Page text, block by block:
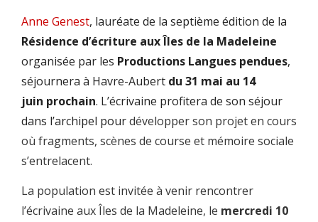
Anne Genest, lauréate de la septième édition de la
Résidence d’écriture aux Îles de la Madeleine
organisée par les Productions Langues pendues,
séjournera à Havre-Aubert du 31 mai au 14
juin prochain. L’écrivaine profitera de son séjour
dans l’archipel pourdévelopper son projet en cours
où fragments, scènes de course et mémoire sociale
s’entrelacent.
La population est invitée à venir rencontrer
l’écrivaine aux Îles de la Madeleine, le mercredi 10